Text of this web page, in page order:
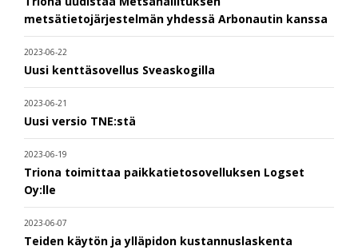
metsätietojärjestelmän yhdessä Arbonautin kanssa
2023-06-22
Uusi kenttäsovellus Sveaskogilla
2023-06-21
Uusi versio TNE:stä
2023-06-19
Triona toimittaa paikkatietosovelluksen Logset
Oy:lle
2023-06-07
Teiden käytön ja ylläpidon kustannuslaskenta